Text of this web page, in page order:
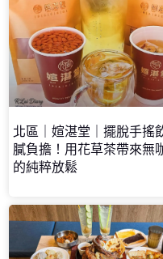
北區｜媗湛堂｜擺脫手搖
膩負擔！用花草茶帶來無
的純粹放鬆